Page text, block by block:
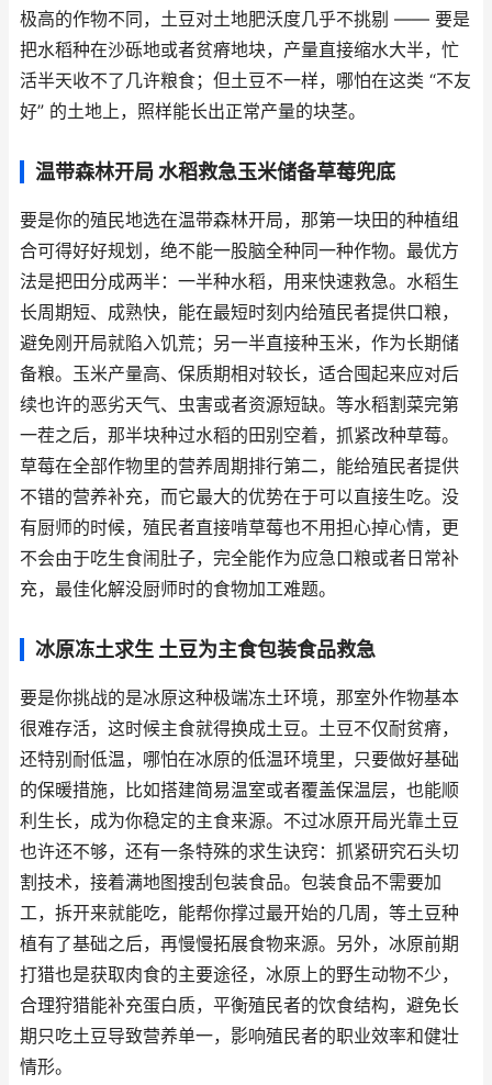
极高的作物不同，土豆对土地肥沃度几乎不挑剔 —— 要是
把水稻种在沙砾地或者贫瘠地块，产量直接缩水大半，忙
活半天收不了几许粮食；但土豆不一样，哪怕在这类 “不友
好” 的土地上，照样能长出正常产量的块茎。
温带森林开局 水稻救急玉米储备草莓兜底
要是你的殖民地选在温带森林开局，那第一块田的种植组
合可得好好规划，绝不能一股脑全种同一种作物。最优方
法是把田分成两半：一半种水稻，用来快速救急。水稻生
长周期短、成熟快，能在最短时刻内给殖民者提供口粮，
避免刚开局就陷入饥荒；另一半直接种玉米，作为长期储
备粮。玉米产量高、保质期相对较长，适合囤起来应对后
续也许的恶劣天气、虫害或者资源短缺。等水稻割菜完第
一茬之后，那半块种过水稻的田别空着，抓紧改种草莓。
草莓在全部作物里的营养周期排行第二，能给殖民者提供
不错的营养补充，而它最大的优势在于可以直接生吃。没
有厨师的时候，殖民者直接啃草莓也不用担心掉心情，更
不会由于吃生食闹肚子，完全能作为应急口粮或者日常补
充，最佳化解没厨师时的食物加工难题。
冰原冻土求生 土豆为主食包装食品救急
要是你挑战的是冰原这种极端冻土环境，那室外作物基本
很难存活，这时候主食就得换成土豆。土豆不仅耐贫瘠，
还特别耐低温，哪怕在冰原的低温环境里，只要做好基础
的保暖措施，比如搭建简易温室或者覆盖保温层，也能顺
利生长，成为你稳定的主食来源。不过冰原开局光靠土豆
也许还不够，还有一条特殊的求生诀窍：抓紧研究石头切
割技术，接着满地图搜刮包装食品。包装食品不需要加
工，拆开来就能吃，能帮你撑过最开始的几周，等土豆种
植有了基础之后，再慢慢拓展食物来源。另外，冰原前期
打猎也是获取肉食的主要途径，冰原上的野生动物不少，
合理狩猎能补充蛋白质，平衡殖民者的饮食结构，避免长
期只吃土豆导致营养单一，影响殖民者的职业效率和健壮
情形。